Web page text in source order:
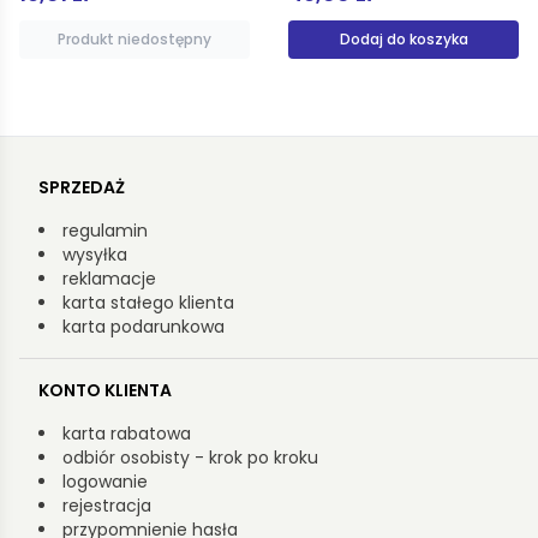
Dodaj do koszyka Produkt niedostępny
SPRZEDAŻ
regulamin
wysyłka
reklamacje
karta stałego klienta
karta podarunkowa
KONTO KLIENTA
karta rabatowa
odbiór osobisty - krok po kroku
logowanie
rejestracja
przypomnienie hasła